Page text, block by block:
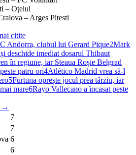
– Oţelul
– Arges Pitesti
citite
Andorra, clubul lui Gerard Pique2Mark
deschide imediat dosarul Thibaut
în regiune, iar Steaua Roșie Belgrad
patru ori4Atlético Madrid vrea să-l
5Furtuna oprește jocul prea târziu, iar
mare6Rayo Vallecano a încasat peste
→
7
7
6
6